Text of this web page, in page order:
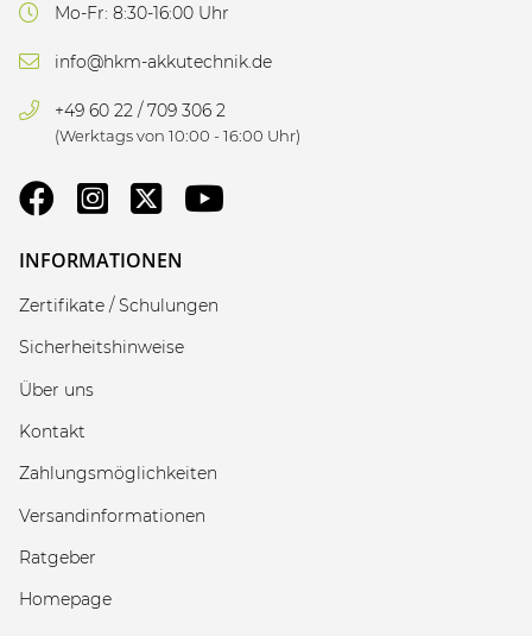
Mo-Fr: 8:30-16:00 Uhr
info@hkm-akkutechnik.de
+49 60 22 / 709 306 2
(Werktags von 10:00 - 16:00 Uhr)
INFORMATIONEN
Zertifikate / Schulungen
Sicherheitshinweise
Über uns
Kontakt
Zahlungsmöglichkeiten
Versandinformationen
Ratgeber
Homepage